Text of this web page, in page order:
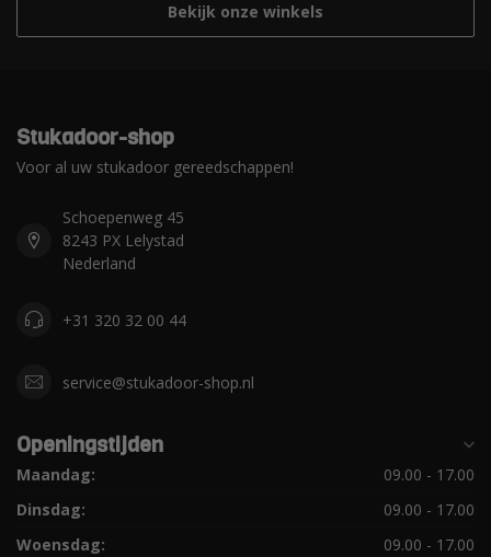
Bekijk onze winkels
Stukadoor-shop
Voor al uw stukadoor gereedschappen!
Schoepenweg 45
8243 PX Lelystad
Nederland
+31 320 32 00 44
service@stukadoor-shop.nl
Openingstijden
Maandag:
09.00 - 17.00
Dinsdag:
09.00 - 17.00
Woensdag:
09.00 - 17.00